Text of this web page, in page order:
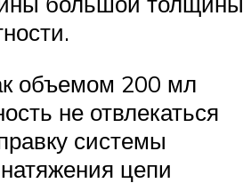
объемом 200 мл
не отвлекаться
системы
цепи